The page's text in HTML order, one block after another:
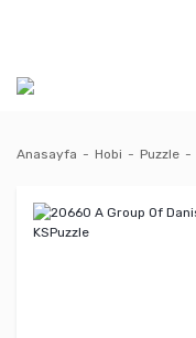
Anasayfa Hobi Puzzle